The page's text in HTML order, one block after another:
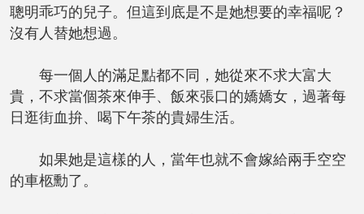
聰明乖巧的兒子。但這到底是不是她想要的幸福呢？
沒有人替她想過。
每一個人的滿足點都不同，她從來不求大富大
貴，不求當個茶來伸手、飯來張口的嬌嬌女，過著每
日逛街血拚、喝下午茶的貴婦生活。
如果她是這樣的人，當年也就不會嫁給兩手空空
的車柩勳了。